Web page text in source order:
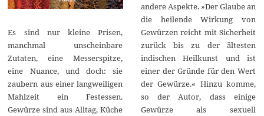
Es sind nur kleine Prisen,
manchmal unscheinbare
Zutaten, eine Messerspitze,
eine Nuance, und doch: sie
zaubern aus einer langweiligen
Mahlzeit ein Festessen.
Gewürze sind aus Alltag, Küche
andere Aspekte. »Der Glaube an
die heilende Wirkung von
Gewürzen reicht mit Sicherheit
zurück bis zu der ältesten
indischen Heilkunst und ist
einer der Gründe für den Wert
der Gewürze.« Hinzu komme,
so der Autor, dass einige
Gewürze als sexuell